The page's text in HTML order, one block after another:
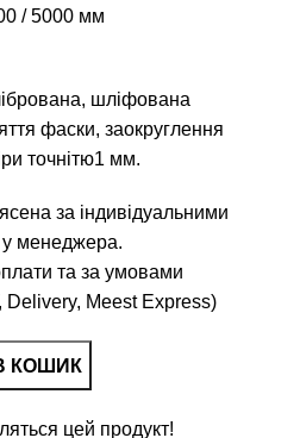
/5000 мм
шліфована
фаски, заокруглення
точнітю1 мм.
за індивідуальними
у менеджера.
та за умовами
Delivery, Meest Express)
КОШИК
цей продукт!